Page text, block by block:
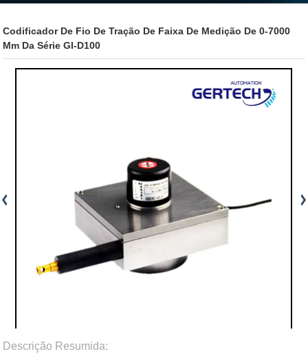
Codificador De Fio De Tração De Faixa De Medição De 0-7000
Mm Da Série GI-D100
Descrição Resumida: